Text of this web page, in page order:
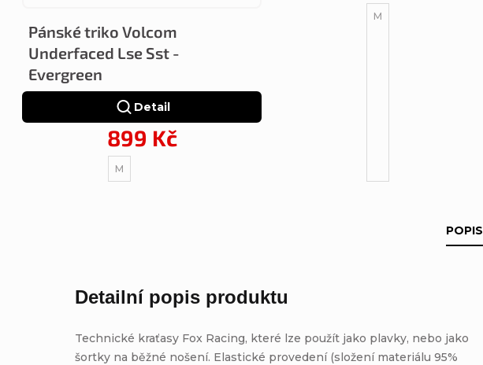
Pánské triko Volcom
Underfaced Lse Sst -
Evergreen
899 Kč
Detail
M
M
POPIS
Detailní popis produktu
Technické kraťasy Fox Racing, které lze použít jako plavky, nebo jako
šortky na běžné nošení. Elastické provedení (složení materiálu 95%